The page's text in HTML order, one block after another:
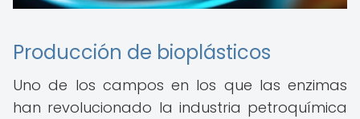
Producción de bioplásticos
Uno de los campos en los que las enzimas
han revolucionado la industria petroquímica